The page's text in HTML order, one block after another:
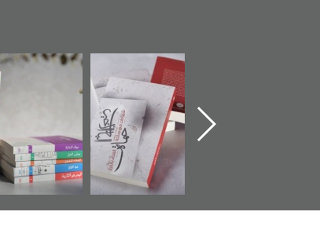
تصنيف موضوعي
للوثائق البريطانية
يقدمه «مركز أوال»
في سلسلة من 5
كتب
"مرآة البحرين"